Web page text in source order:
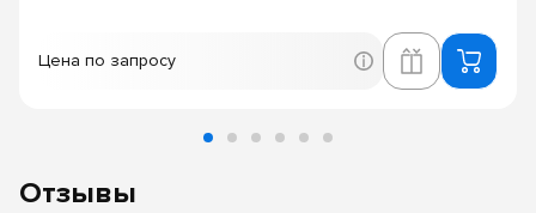
Цена по запросу
Отзывы